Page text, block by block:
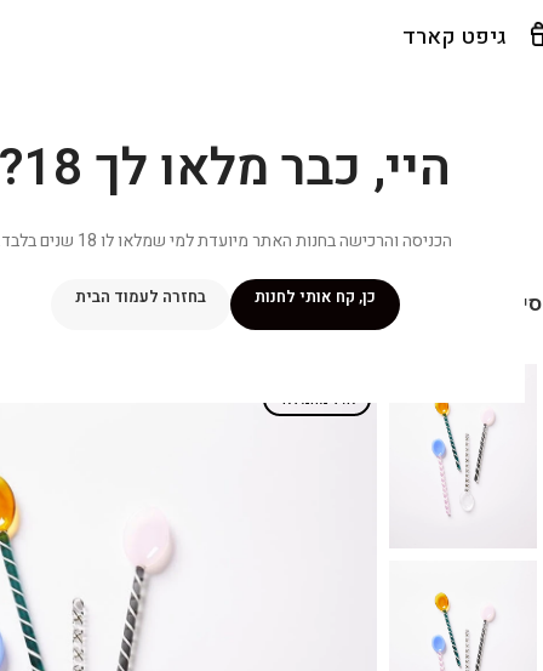
היי, כבר מלאו לך 18?
הכניסה והרכישה בחנות האתר מיועדת למי שמלאו לו 18 שנים בלבד.
כן, קח אותי לחנות בחזרה לעמוד הבית
גיפט קארד
שלי מתכוניםמנוי ״אליטה פלוס״חנותפרסומים במדיה
אזל מהמלאי